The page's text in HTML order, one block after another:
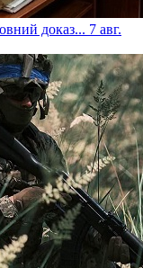
доказ... 7 авг.